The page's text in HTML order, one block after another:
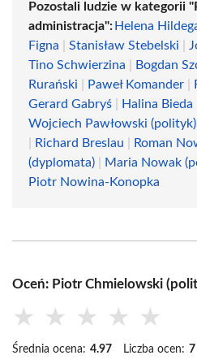
Pozostali ludzie w kategorii
administracja": Helena
Figna
Stanisław Stebelski
Tino Schwierzina
Bogdan
Rurański
Paweł Komander
Gerard Gabryś
Halina Bieda
Wojciech Pawłowski (polityk)
Richard Breslau Roman
(dyplomata)
Maria Nowak
Piotr Nowina-Konopka
Oceń: Piotr Chmielowski
★ ★ ★ ★ ★
Średnia ocena: 4.97 Liczba ocen: 7